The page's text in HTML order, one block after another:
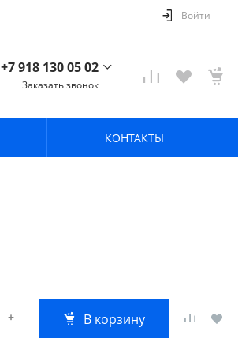
Войти
+7 918 130 05 02
Заказать звонок
КОНТАКТЫ
+ В корзину